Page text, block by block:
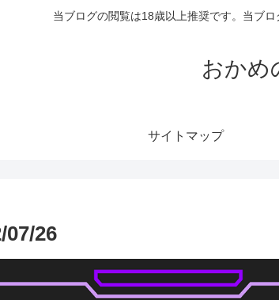
当ブログの閲覧は18歳以上推奨です。当ブ
おかめ
サイトマップ
26